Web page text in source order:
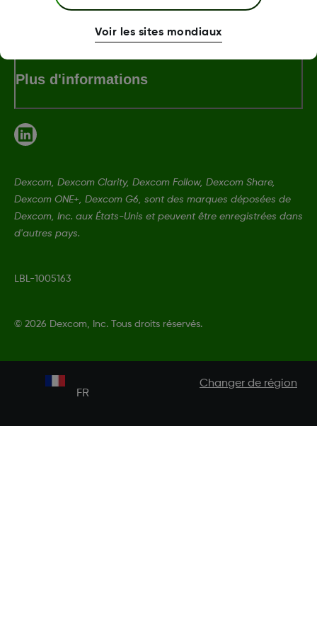
Termes et politiques
Plus d'informations
Dexcom, Dexcom Clarity, Dexcom Follow, Dexcom Share,
Dexcom ONE+, Dexcom G6, sont des marques déposées de
Dexcom, Inc. aux États-Unis et peuvent être enregistrées dans
d'autres pays.
LBL-1005163
© 2026 Dexcom, Inc. Tous droits réservés.
FR
Changer de région
Voir les sites mondiaux